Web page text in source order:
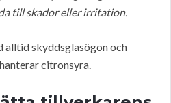
till skador eller irritation.
alltid skyddsglasögon och
citronsyra.